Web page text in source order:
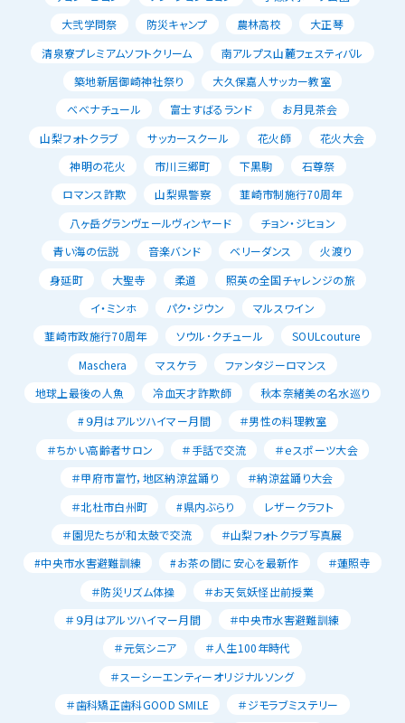
大弐学問祭
防災キャンプ 農林高校
大正琴
清泉寮プレミアムソフトクリーム
南アルプス山麓フェスティバル
築地新居御崎神社祭り
大久保嘉人サッカー教室
べべナチュール
富士すばるランド
お月見茶会
山梨フォトクラブ
サッカースクール 花火師
花火大会
神明の花火
市川三郷町 下黒駒
石尊祭
ロマンス詐欺
山梨県警察
韮崎市制施行70周年
八ヶ岳グランヴェールヴィンヤード
チョン・ジヒョン
青い海の伝説
音楽バンド ベリーダンス
火渡り
身延町
大聖寺 柔道
照英の全国チャレンジの旅
イ・ミンホ
パク・ジウン
マルスワイン
韮崎市政施行70周年
ソウル･クチュール
SOULcouture
Maschera
マスケラ
ファンタジーロマンス
地球上最後の人魚
冷血天才詐欺師
秋本奈緒美の名水巡り
#９月はアルツハイマー月間
＃男性の料理教室
＃ちかい高齢者サロン
＃手話で交流
＃ｅスポーツ大会
＃甲府市富竹，地区納涼盆踊り
＃納涼盆踊り大会
＃北杜市白州町
#県内ぶらり
レザークラフト
＃園児たちが和太鼓で交流
＃山梨フォトクラブ写真展
#中央市水害避難訓練
#お茶の間に安心を最新作
＃蓮照寺
＃防災リズム体操
＃お天気妖怪出前授業
＃９月はアルツハイマー月間
＃中央市水害避難訓練
＃元気シニア
＃人生100年時代
＃スーシーエンティーオリジナルソング
＃歯科矯正歯科GOOD SMILE
＃ジモラブミステリー